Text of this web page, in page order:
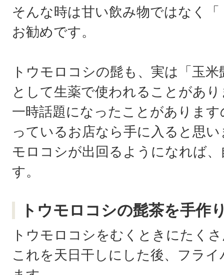
そんな時は甘い飲み物ではなく
お勧めです。
トウモロコシの髭も、実は「玉
として生薬で使われることがあ
一時話題になったことがありま
っているお店なら手に入ると思
モロコシが出回るようになれば
す。
トウモロコシの髭茶を手作
トウモロコシをむくときにたく
これを天日干しにした後、フラ